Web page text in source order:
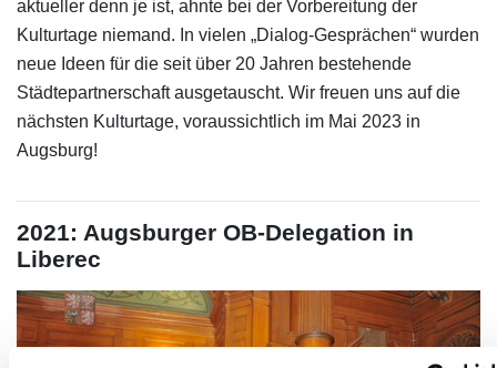
aktueller denn je ist, ahnte bei der Vorbereitung der
Kulturtage niemand. In vielen „Dialog-Gesprächen“ wurden
neue Ideen für die seit über 20 Jahren bestehende
Städtepartnerschaft ausgetauscht. Wir freuen uns auf die
nächsten Kulturtage, voraussichtlich im Mai 2023 in
Augsburg!
2021: Augsburger OB-Delegation in
Liberec